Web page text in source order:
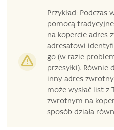
Przykład: Podczas
pomocą
na kopercie adres
adresatowi
go (w razie
przesyłki). Równie
inny adres
może wysłać list z
zwrotnym na
sposób działa